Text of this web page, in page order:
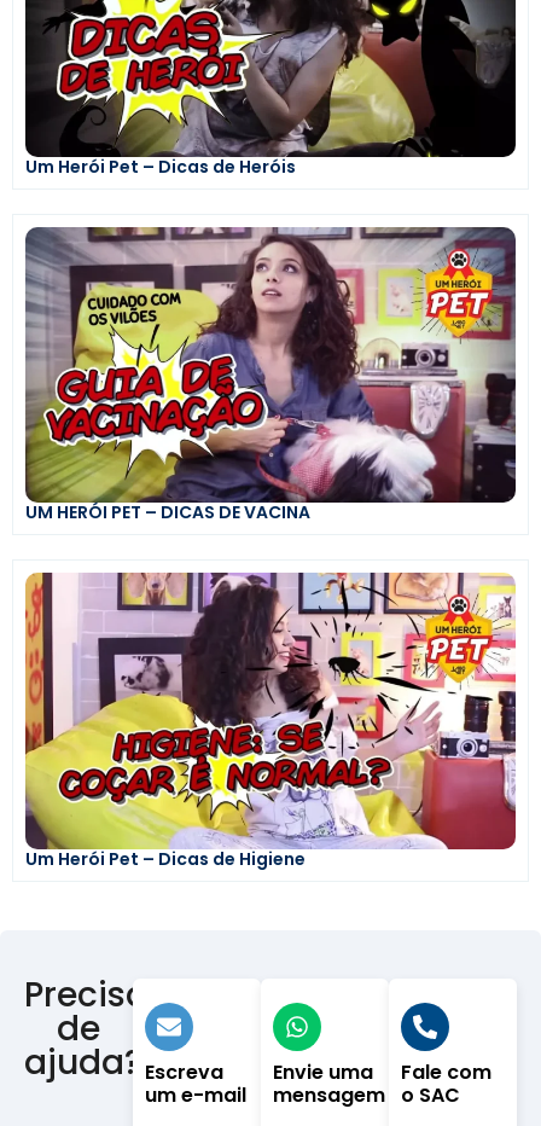
Um Herói Pet – Dicas de Heróis
UM HERÓI PET – DICAS DE VACINA
Um Herói Pet – Dicas de Higiene
Precisa
de
ajuda? Escreva
um e-mail
Envie uma
mensagem
Fale com
o SAC